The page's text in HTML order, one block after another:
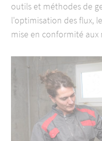
outils et méthodes de
l'optimisation des flux,
mise en conformité aux